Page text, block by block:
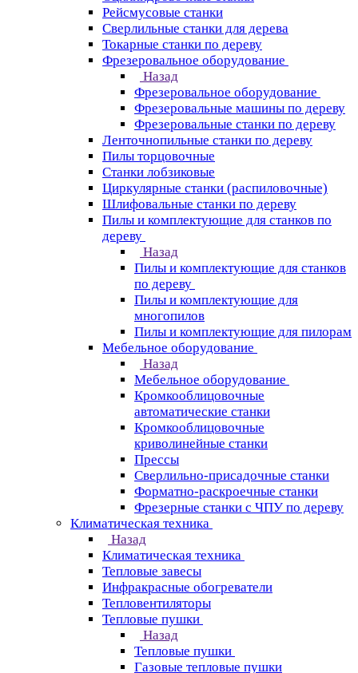
Рейсмусовые станки
Сверлильные станки для дерева
Токарные станки по дереву
Фрезеровальное оборудование
Назад
Фрезеровальное оборудование
Фрезеровальные машины по дереву
Фрезеровальные станки по дереву
Ленточнопильные станки по дереву
Пилы торцовочные
Станки лобзиковые
Циркулярные станки (распиловочные)
Шлифовальные станки по дереву
Пилы и комплектующие для станков по
дереву
Назад
Пилы и комплектующие для станков
по дереву
Пилы и комплектующие для
многопилов
Пилы и комплектующие для пилорам
Мебельное оборудование
Назад
Мебельное оборудование
Кромкооблицовочные
автоматические станки
Кромкооблицовочные
криволинейные станки
Прессы
Сверлильно-присадочные станки
Форматно-раскроечные станки
Фрезерные станки с ЧПУ по дереву
Климатическая техника
Назад
Климатическая техника
Тепловые завесы
Инфракрасные обогреватели
Тепловентиляторы
Тепловые пушки
Назад
Тепловые пушки
Газовые тепловые пушки